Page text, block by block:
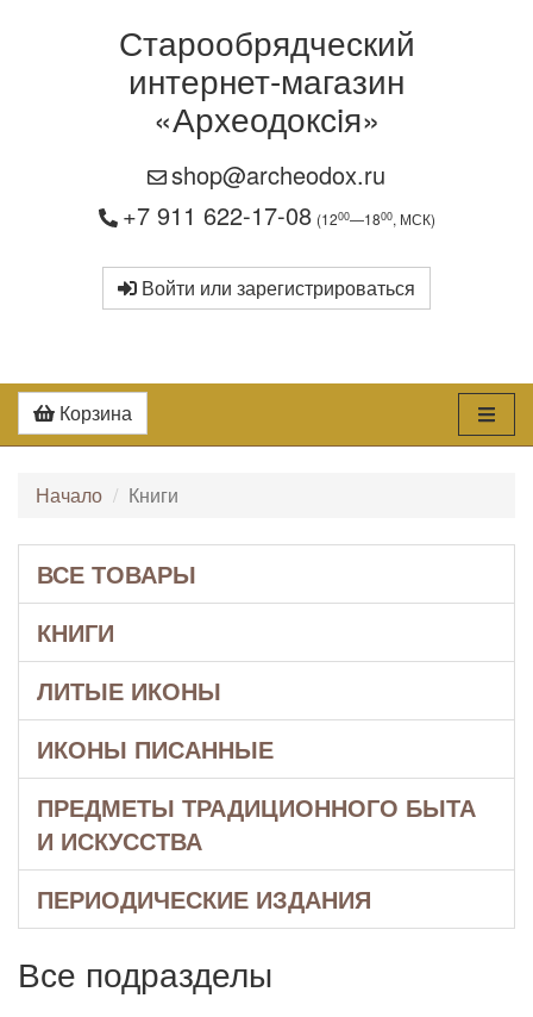
Старообрядческий
интернет-магазин
«Археодоксiя»
shop@archeodox.ru
+7 911 622-17-08 (1200—1800, МСК)
Войти или зарегистрироваться
Корзина
Начало Книги
ВСЕ ТОВАРЫ
КНИГИ
ЛИТЫЕ ИКОНЫ
ИКОНЫ ПИСАННЫЕ
ПРЕДМЕТЫ ТРАДИЦИОННОГО БЫТА
И ИСКУССТВА
ПЕРИОДИЧЕСКИЕ ИЗДАНИЯ
Все подразделы